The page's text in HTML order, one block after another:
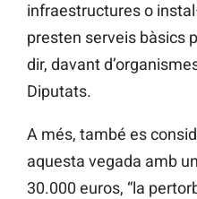
infraestructures o
presten serveis bàsics
dir, davant
Diputats.
A més, també es
aquesta vegada amb
30.000 euros, “la